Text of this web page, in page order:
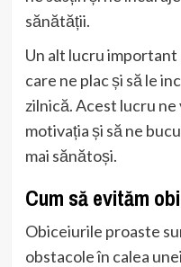
sănătății.
Un alt lucru
care ne plac și să le
zilnică. Acest lucru ne
motivația și să ne
mai sănătoși.
Cum să evităm
Obiceiurile proaste
obstacole în calea